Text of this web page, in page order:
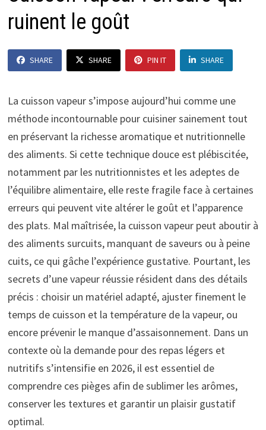
ruinent le goût
SHARE SHARE PIN IT SHARE
La cuisson vapeur s’impose aujourd’hui comme une
méthode incontournable pour cuisiner sainement tout
en préservant la richesse aromatique et nutritionnelle
des aliments. Si cette technique douce est plébiscitée,
notamment par les nutritionnistes et les adeptes de
l’équilibre alimentaire, elle reste fragile face à certaines
erreurs qui peuvent vite altérer le goût et l’apparence
des plats. Mal maîtrisée, la cuisson vapeur peut aboutir à
des aliments surcuits, manquant de saveurs ou à peine
cuits, ce qui gâche l’expérience gustative. Pourtant, les
secrets d’une vapeur réussie résident dans des détails
précis : choisir un matériel adapté, ajuster finement le
temps de cuisson et la température de la vapeur, ou
encore prévenir le manque d’assaisonnement. Dans un
contexte où la demande pour des repas légers et
nutritifs s’intensifie en 2026, il est essentiel de
comprendre ces pièges afin de sublimer les arômes,
conserver les textures et garantir un plaisir gustatif
optimal.